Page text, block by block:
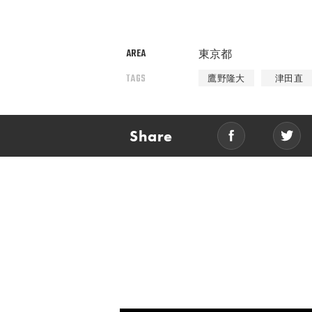
AREA 東京都
TAGS 鷹野隆大 津田直
Share